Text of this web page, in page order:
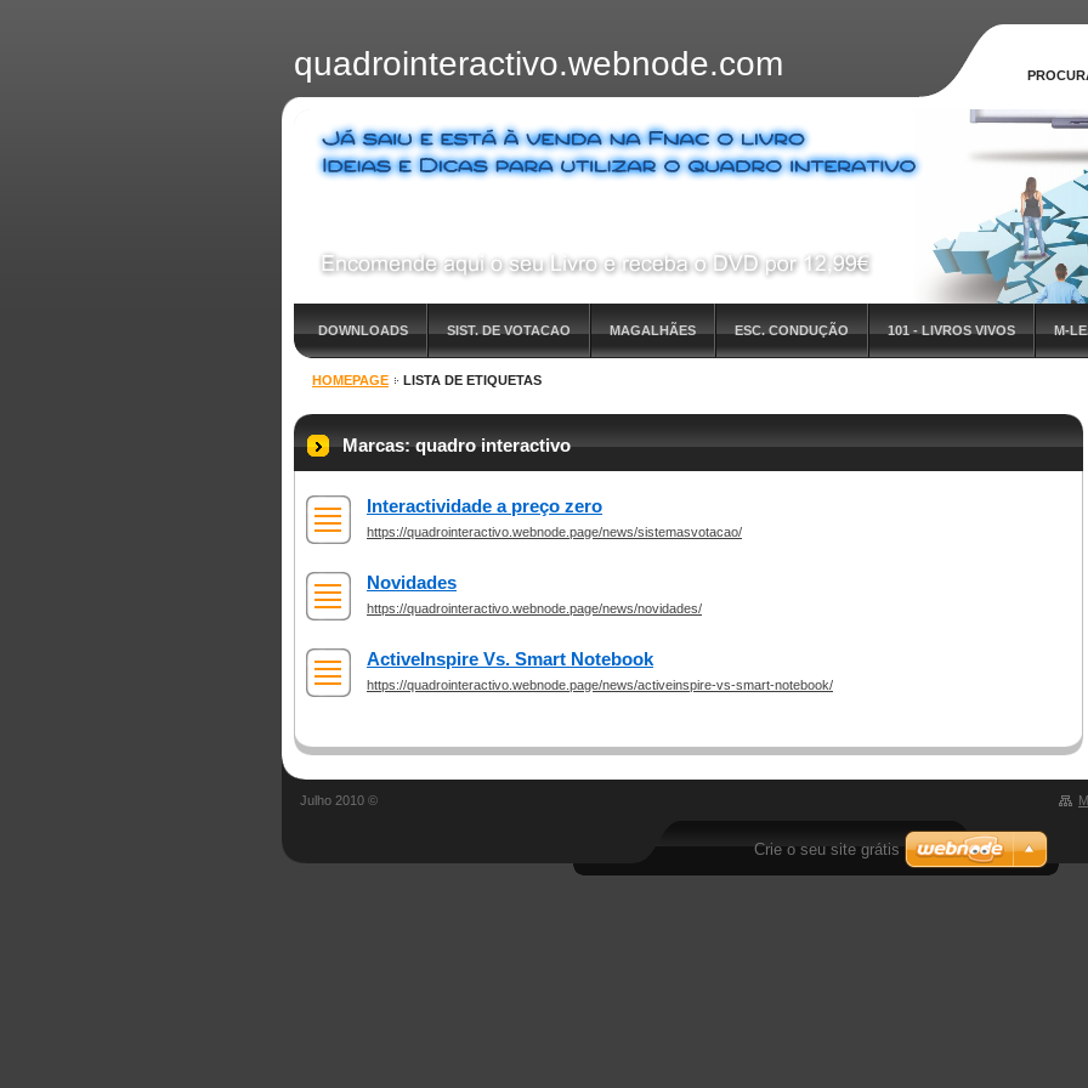
quadrointeractivo.webnode.com
DOWNLOADS SIST. DE VOTACAO MAGALHÃES ESC. CONDUÇÃO 101 - LIVROS VIVOS M-
HOMEPAGE LISTA DE ETIQUETAS
Marcas: quadro interactivo
Interactividade a preço zero
https://quadrointeractivo.webnode.page/news/sistemasvotacao/
Novidades
https://quadrointeractivo.webnode.page/news/novidades/
ActiveInspire Vs. Smart Notebook
https://quadrointeractivo.webnode.page/news/activeinspire-vs-smart-notebook/
Julho 2010 ©
Crie o seu site grátis